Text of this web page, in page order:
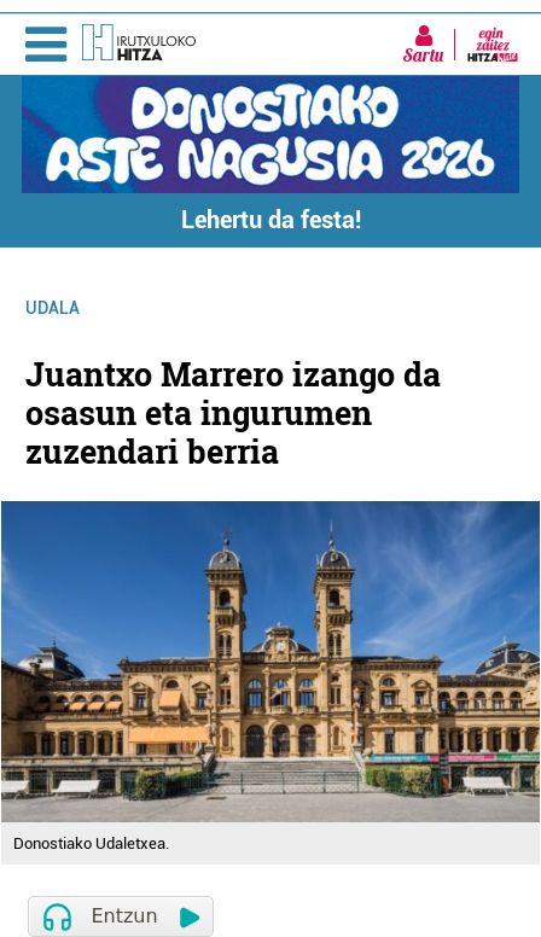
Sartu
Lehertu da festa!
UDALA
Juantxo Marrero izango da
osasun eta ingurumen
zuzendari berria
Donostiako Udaletxea.